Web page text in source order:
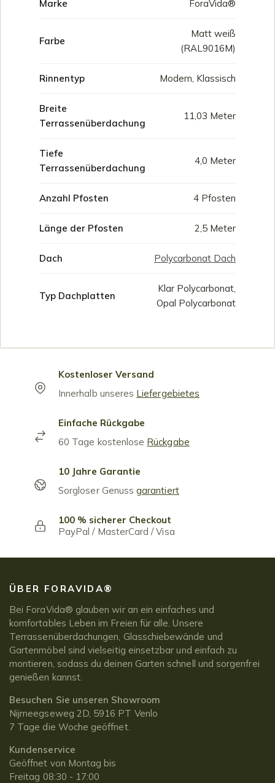
Marke ForaVida®
Farbe
Matt weiß
(RAL9016M)
Rinnentyp Modern, Klassisch
Breite
Terrassenüberdachung
11,03 Meter
Tiefe
Terrassenüberdachung
4,0 Meter
Anzahl Pfosten 4 Pfosten
Länge der Pfosten 2,5 Meter
Dach Polycarbonat Dach
Typ Dachplatten
Klar Polycarbonat,
Opal Polycarbonat
Kostenloser Versand
Innerhalb unseres Liefergebietes
Einfache Rückgabe
60 Tage kostenlose Rückgabe
10 Jahre Garantie
Sorgloser Genussgarantiert
100 % sicherer Checkout
PayPal / MasterCard / Visa
ÜBER FORAVIDA®
Bei ForaVida® glauben wir an ein einfaches und
komfortables Leben im Freien für alle. Unsere
Terrassenüberdachungen, Glasschiebewände und
Gartenmöbel sind vielseitig einsetzbar und einfach zu
montieren, sodass du deinen Garten schnell und sorgenfrei
genießen kannst.
Besuchen Sie unseren Showroom
Nijmeegseweg 2D, 5916 PT Venlo
7 Tage die Woche geöffnet.
Kundenservice
Geöffnet von Montag bis
Freitag 08:30 - 17:00